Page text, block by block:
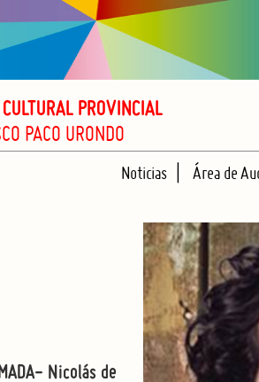
PROVINCIAL
PACO URONDO
Noticias Área de
Nicolás de